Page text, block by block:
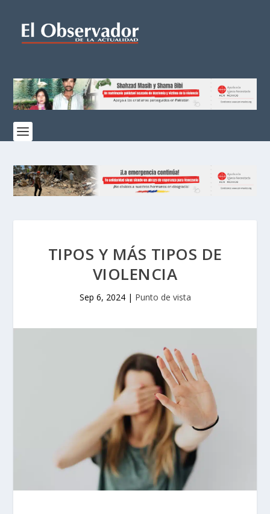
TIPOS Y MÁS TIPOS DE
VIOLENCIA
Sep 6, 2024| Punto de vista